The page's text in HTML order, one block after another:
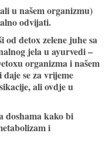
u našem organizmu)
odvijati.
od detox zelene juhe sa
jela u ayurvedi –
organizma i našem
se za vrijeme
ali ovdje u
doshama kako bi
i